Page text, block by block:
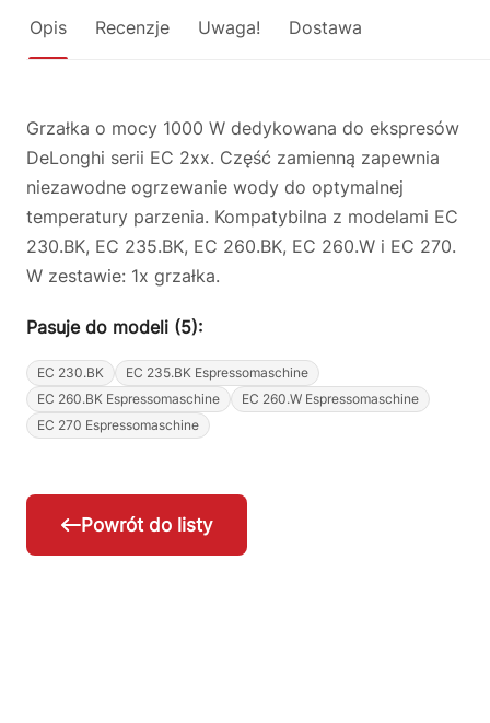
Opis Recenzje Uwaga! Dostawa
Grzałka o mocy 1000 W dedykowana do ekspresów
DeLonghi serii EC 2xx. Część zamienną zapewnia
niezawodne ogrzewanie wody do optymalnej
temperatury parzenia. Kompatybilna z modelami EC
230.BK, EC 235.BK, EC 260.BK, EC 260.W i EC 270.
W zestawie: 1x grzałka.
Pasuje do modeli (5):
EC 230.BK
EC 235.BK Espressomaschine
EC 260.BK Espressomaschine
EC 260.W Espressomaschine
EC 270 Espressomaschine
Powrót do listy